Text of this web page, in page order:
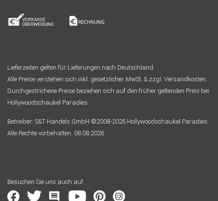
Lieferzeiten gelten für Lieferungen nach Deutschland.
Alle Preise verstehen sich inkl. gesetzlicher MwSt. & zzgl. Versandkosten.
Durchgestrichene Preise beziehen sich auf den früher geltenden Preis bei
Hollywoodschaukel Paradies
Betreiber: S&T Handels GmbH ©2008-2026 Hollywoodschaukel Paradies
Alle Rechte vorbehalten. 08.08.2026
Besuchen Sie uns auch auf